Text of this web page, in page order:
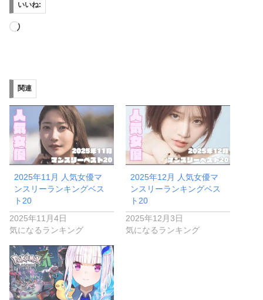
いいね:
読
み
中…
関連
2025年11月 人気女優マ
ンスリーランキングベス
ト20
2025年11月4日
気になるランキング
2025年12月 人気女優マ
ンスリーランキングベス
ト20
2025年12月3日
気になるランキング